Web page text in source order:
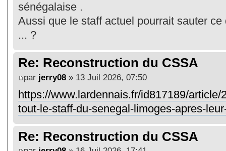
sénégalaise .
Aussi que le staff actuel pourrait sauter
... ?
Re: Reconstruction du CSSA
par jerry08 » 13 Juil 2026, 07:50
https://www.lardennais.fr/id817189/
tout-le-staff-du-senegal-limoges-apres-
Re: Reconstruction du CSSA